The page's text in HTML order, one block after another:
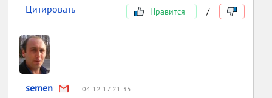
Цитировать
Нравится /
semen 04.12.17 21:35